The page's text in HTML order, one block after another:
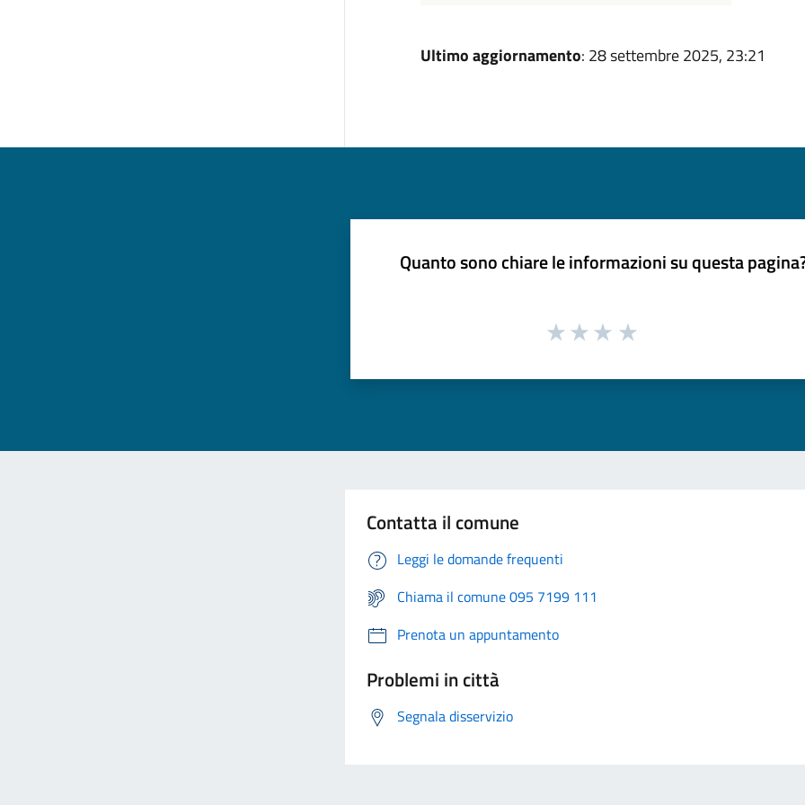
Ultimo aggiornamento: 28 settembre 2025, 23:21
Quanto sono chiare le informazioni su questa
Contatta il comune
Leggi le domande frequenti
Chiama il comune 095 7199 111
Prenota un appuntamento
Problemi in città
Segnala disservizio